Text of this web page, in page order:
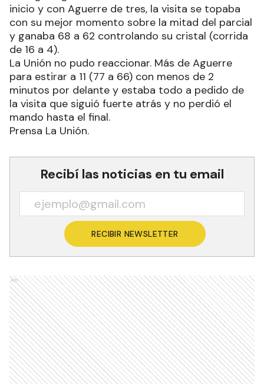
inicio y con Aguerre de tres, la visita se topaba
con su mejor momento sobre la mitad del parcial
y ganaba 68 a 62 controlando su cristal (corrida
de 16 a 4).
La Unión no pudo reaccionar. Más de Aguerre
para estirar a 11 (77 a 66) con menos de 2
minutos por delante y estaba todo a pedido de
la visita que siguió fuerte atrás y no perdió el
mando hasta el final.
Prensa La Unión.
Recibí las noticias en tu email
RECIBIR NEWSLETTER
Ads